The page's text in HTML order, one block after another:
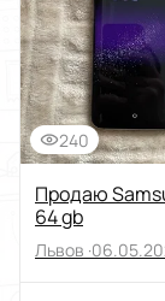
240
Продаю
64 gb
Львов ·